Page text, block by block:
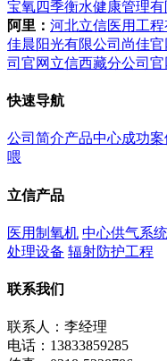
宝氧四季衡水健康管理有
阿里： 河北立信医用工程
佳晨阳光有限公司 尚佳官
司官网 立信西藏分公司官
快速导航
公司简介产品中心成功案
喂
立信产品
医用制氧机 中心供气系统
处理设备 辐射防护工程
联系我们
联系人：李经理
电话：13833859285